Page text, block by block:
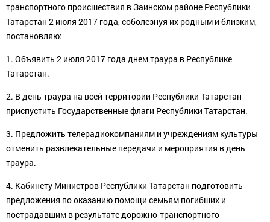
транспортного происшествия в Заинском районе Республики
Татарстан 2 июля 2017 года, соболезнуя их родным и близким,
постановляю:
1. Объявить 2 июля 2017 года днем траура в Республике
Татарстан.
2. В день траура на всей территории Республики Татарстан
приспустить Государственные флаги Республики Татарстан.
3. Предложить телерадиокомпаниям и учреждениям культуры
отменить развлекательные передачи и мероприятия в день
траура.
4. Кабинету Министров Республики Татарстан подготовить
предложения по оказанию помощи семьям погибших и
пострадавшим в результате дорожно-транспортного